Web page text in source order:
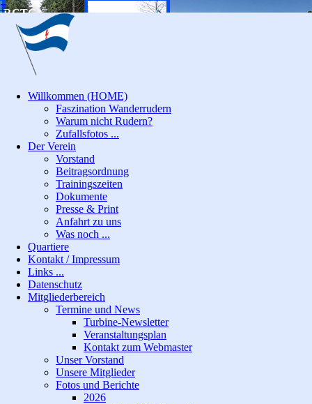
RCTG
≡
Willkommen (HOME)
Faszination Wanderrudern
Warum nicht Rudern?
Zufallsfotos ...
Der Verein
Vorstand
Beitragsordnung
Trainingszeiten
Dokumente
Presse & Print
Anfahrt zu uns
Was noch ...
Quartiere
Kontakt / Impressum
Links ...
Datenschutz
Mitgliederbereich
Termine und News
Turbine-Newsletter
Veranstaltungsplan
Kontakt zum Webmaster
Unser Vorstand
Unsere Mitglieder
Fotos und Berichte
2026